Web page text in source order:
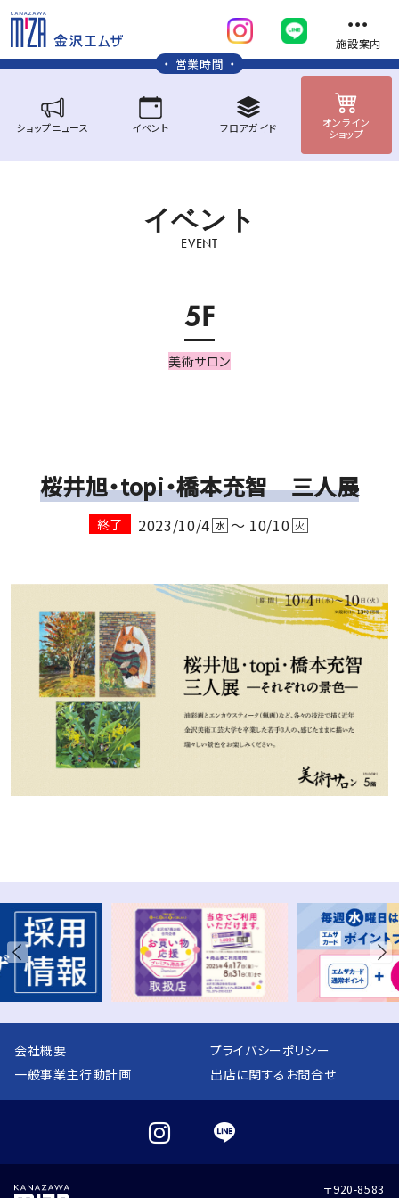
施設案内
営業時間
ショップニュース イベント フロアガイド
オンライン
ショップ
イベン ト
EVENT
5F
美術サロン
桜井旭・topi・橋本充智 三人展
終了 2023/10/4 水 ～ 10/10 火
会社概要
プライバシーポリシー
一般事業主行動計画
出店に関するお問合せ
〒920-8583